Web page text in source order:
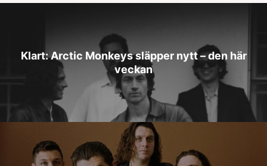
Klart: Arctic Monkeys släpper nytt – den här
veckan